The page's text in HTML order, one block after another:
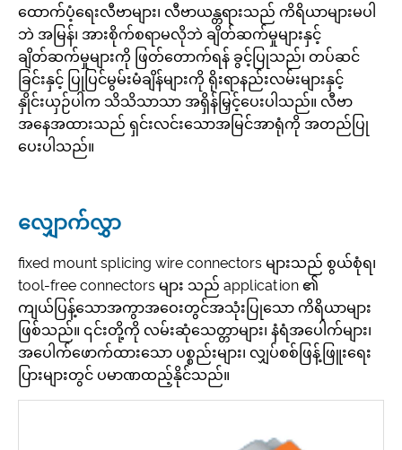
ထောက်ပံ့ရေးလီဗာများ၊ လီဗာယန္တရားသည် ကိရိယာများမပါ
ဘဲ အမြန်၊ အားစိုက်စရာမလိုဘဲ ချိတ်ဆက်မှုများနှင့်
ချိတ်ဆက်မှုများကို ဖြတ်တောက်ရန် ခွင့်ပြုသည်၊ တပ်ဆင်
ခြင်းနှင့် ပြုပြင်မွမ်းမံချိန်များကို ရိုးရာနည်းလမ်းများနှင့်
နှိုင်းယှဉ်ပါက သိသိသာသာ အရှိန်မြှင့်ပေးပါသည်။ လီဗာ
အနေအထားသည် ရှင်းလင်းသောအမြင်အာရုံကို အတည်ပြု
ပေးပါသည်။
လျှောက်လွှာ
fixed mount splicing wire connectors များသည် စွယ်စုံရ၊
tool-free connectors များ သည် application ၏
ကျယ်ပြန့်သောအကွာအဝေးတွင်အသုံးပြုသော ကိရိယာများ
ဖြစ်သည်။ ၎င်းတို့ကို လမ်းဆုံသေတ္တာများ၊ နံရံအပေါက်များ၊
အပေါက်ဖောက်ထားသော ပစ္စည်းများ၊ လျှပ်စစ်ဖြန့်ဖြူးရေး
ပြားများတွင် ပမာဏထည့်နိုင်သည်။